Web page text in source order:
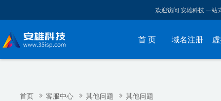
欢迎访问 安雄科技 一站
首 页 域名注册
首页 客服中心 其他问题 其他问题